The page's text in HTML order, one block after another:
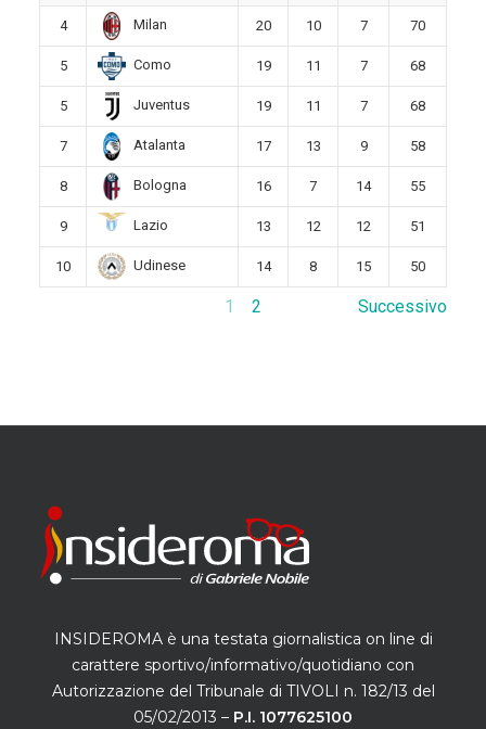
4 Milan 20 10 7 70
5 Como 19 11 7 68
5 Juventus 19 11 7 68
7 Atalanta 17 13 9 58
8 Bologna 16 7 14 55
9 Lazio 13 12 12 51
10 Udinese 14 8 15 50
1 2 Successivo
INSIDEROMA è una testata giornalistica on line di
carattere sportivo/informativo/quotidiano con
Autorizzazione del Tribunale di TIVOLI n. 182/13 del
05/02/2013 – P.I. 1077625100